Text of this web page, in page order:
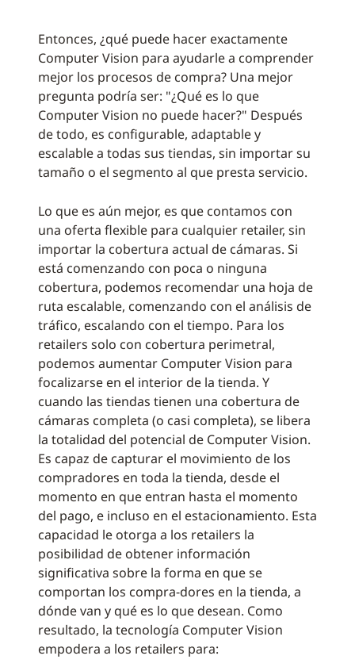
Entonces, ¿qué puede hacer exactamente
Computer Vision para ayudarle a comprender
mejor los procesos de compra? Una mejor
pregunta podría ser: "¿Qué es lo que
Computer Vision no puede hacer?" Después
de todo, es configurable, adaptable y
escalable a todas sus tiendas, sin importar su
tamaño o el segmento al que presta servicio.
Lo que es aún mejor, es que contamos con
una oferta flexible para cualquier retailer, sin
importar la cobertura actual de cámaras. Si
está comenzando con poca o ninguna
cobertura, podemos recomendar una hoja de
ruta escalable, comenzando con el análisis de
tráfico, escalando con el tiempo. Para los
retailers solo con cobertura perimetral,
podemos aumentar Computer Vision para
focalizarse en el interior de la tienda. Y
cuando las tiendas tienen una cobertura de
cámaras completa (o casi completa), se libera
la totalidad del potencial de Computer Vision.
Es capaz de capturar el movimiento de los
compradores en toda la tienda, desde el
momento en que entran hasta el momento
del pago, e incluso en el estacionamiento. Esta
capacidad le otorga a los retailers la
posibilidad de obtener información
significativa sobre la forma en que se
comportan los compra-dores en la tienda, a
dónde van y qué es lo que desean. Como
resultado, la tecnología Computer Vision
empodera a los retailers para: